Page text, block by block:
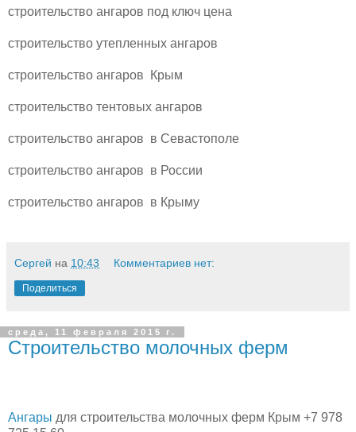
строительство ангаров под ключ цена
строительство утепленных ангаров
строительство ангаров Крым
строительство тентовых ангаров
строительство ангаров в Севастополе
строительство ангаров в России
строительство ангаров в Крыму
Сергей на 10:43 Комментариев нет:
Поделиться
среда, 11 февраля 2015 г.
Строительство молочных ферм
Ангары для строительства молочных ферм Крым +7 978